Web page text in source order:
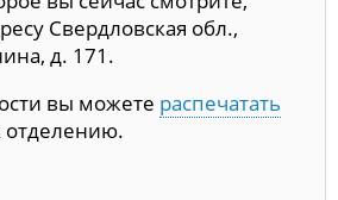
Свердловская обл.,
д. 171.
вы можете распечатать
отделению.